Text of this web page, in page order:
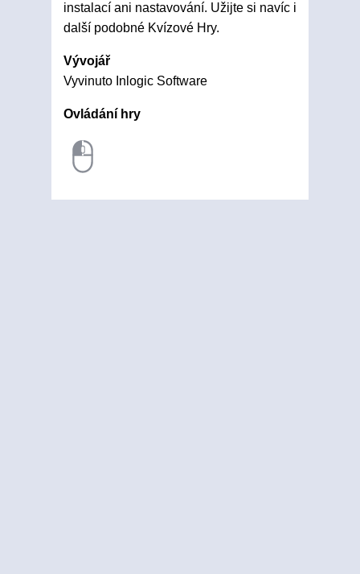
instalací ani nastavování. Užijte si navíc i
další podobné Kvízové Hry.
Vývojář
Vyvinuto Inlogic Software
Ovládání hry